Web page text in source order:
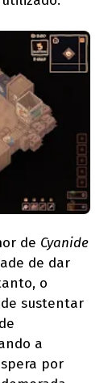
de Cyanide
de dar
o
sustentar
a
por